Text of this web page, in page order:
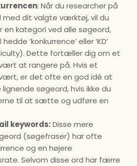
: Når du researcher på
med dit valgte værktøj, vil du
en kategori ved alle søgeord,
‘konkurrence’ eller ‘KD’
Dette fortæller dig om et
at rangere på. Hvis et
er det ofte en god idé at
søgeord, hvis ikke du
til at sætte og udføre en
keywords:Disse mere
(søgefraser) har ofte
og en højere
Selvom disse ord har færre